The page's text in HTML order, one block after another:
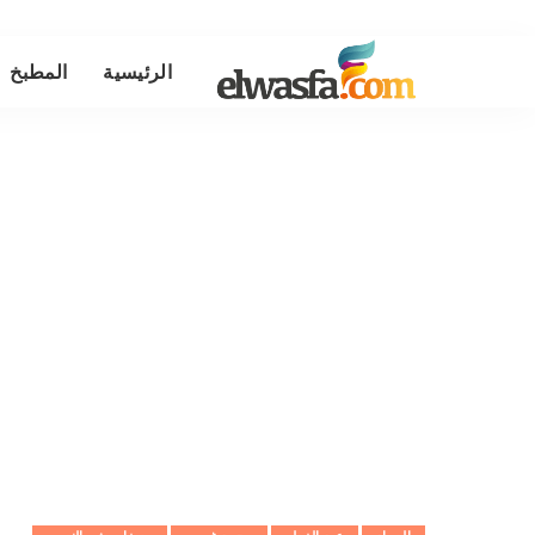
الرئيسية المطبخ